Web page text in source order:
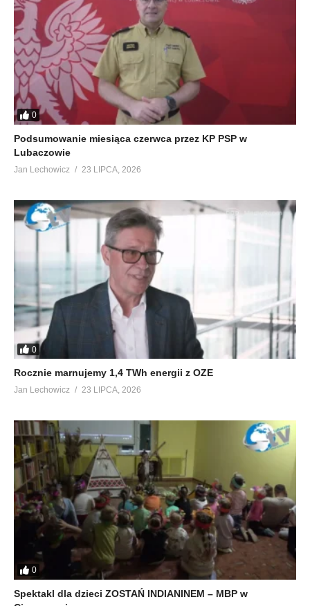
0
Podsumowanie miesiąca czerwca przez KP PSP w
Lubaczowie
Jan Lechowicz 23 LIPCA, 2026
0
Rocznie marnujemy 1,4 TWh energii z OZE
Jan Lechowicz 23 LIPCA, 2026
0
Spektakl dla dzieci ZOSTAŃ INDIANINEM – MBP w